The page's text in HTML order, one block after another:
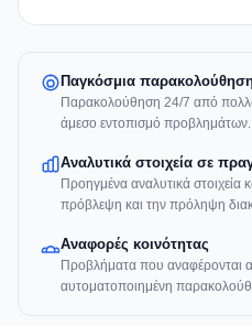
Παγκόσμια
Παρακολούθηση 24/7 από
άμεσο εντοπισμό προβλημάτων.
Αναλυτικά στοιχεία σε
Προηγμένα αναλυτικά στοιχεία
πρόβλεψη και την πρόληψη
Αναφορές κοινότητας
Προβλήματα που αναφέρονται
αυτοματοποιημένη